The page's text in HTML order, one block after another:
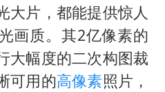
大片，都能提供惊人
画质。其2亿像素的
大幅度的二次构图裁
可用的高像素照片，